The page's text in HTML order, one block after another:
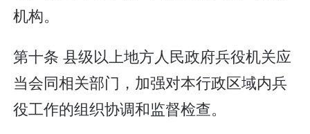
机构。
第十条 县级以上地方人民政府兵役机关应
当会同相关部门，加强对本行政区域内兵
役工作的组织协调和监督检查。